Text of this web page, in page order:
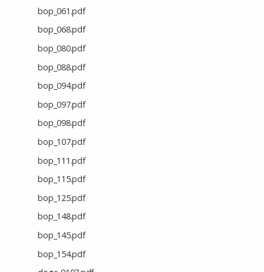
bop_061.pdf
bop_068.pdf
bop_080.pdf
bop_088.pdf
bop_094.pdf
bop_097.pdf
bop_098.pdf
bop_107.pdf
bop_111.pdf
bop_115.pdf
bop_125.pdf
bop_148.pdf
bop_145.pdf
bop_154.pdf